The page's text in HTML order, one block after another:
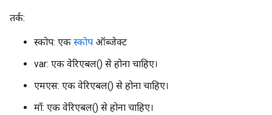
तर्क:
स्कोप: एक स्कोप ऑब्जेक्ट
var: एक वेरिएबल() से होना चाहिए।
एमएस: एक वेरिएबल() से होना चाहिए।
माँ: एक वेरिएबल() से होना चाहिए।